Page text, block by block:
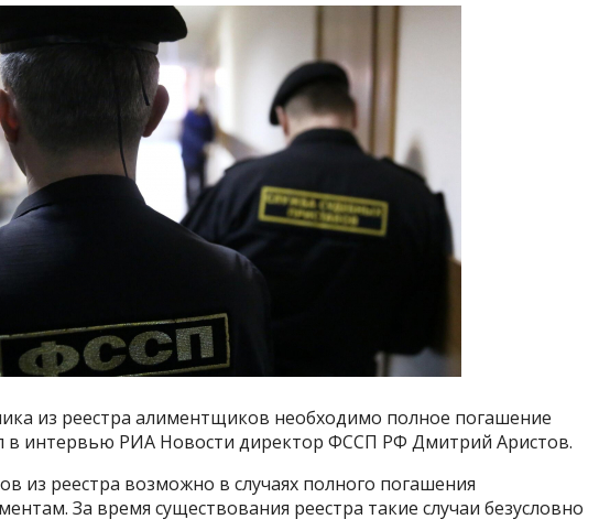
из реестра алиментщиков необходимо полное погашение
в интервью РИА Новости директор ФССП РФ Дмитрий Аристов.
из реестра возможно в случаях полного погашения
За время существования реестра такие случаи безусловно